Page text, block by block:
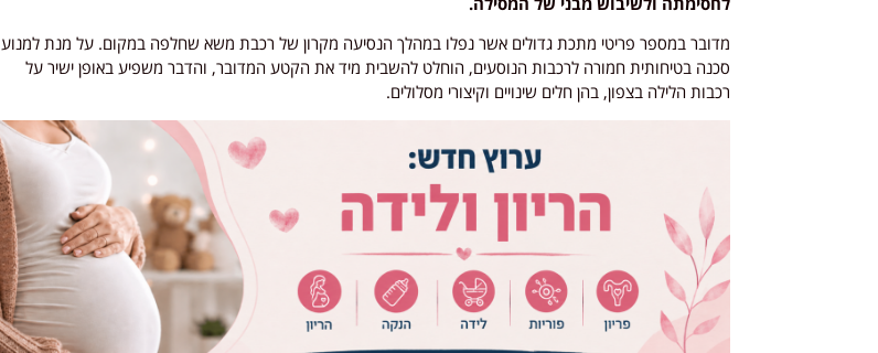
מדובר במספר פריטי מתכת גדולים אשר נפלו במהלך הנסיעה מקרון של רכבת משא שחלפה במקום. על מנת למנוע
סכנה בטיחותית חמורה לרכבות הנוסעים, הוחלט להשבית מיד את הקטע המדובר, והדבר משפיע באופן ישיר על
רכבות הלילה בצפון, בהן חלים שינויים וקיצורי מסלולים.